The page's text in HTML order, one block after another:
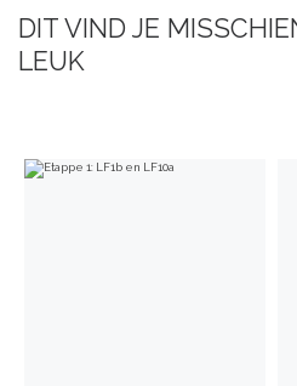
DIT VIND JE
LEUK